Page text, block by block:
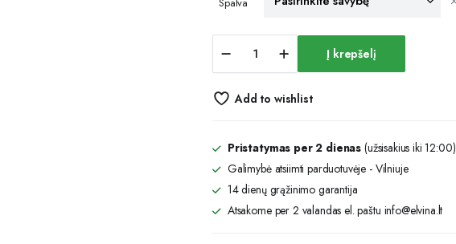
Knittex
Circlet
den
Į krepšelį
Add to wishlist
Pristatymas per 2 dienas (užsisakius iki 12:00)
Galimybė atsiimti parduotuvėje - Vilniuje
14 dienų grąžinimo garantija
Atsakome per 2 valandas el. paštu info@elvina.lt